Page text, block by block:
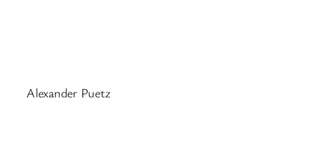
Alexander Puetz